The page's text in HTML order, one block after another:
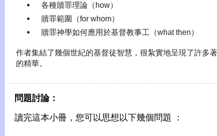
 各種贖罪理論（how）
 贖罪範圍（for whom）
 贖罪神學如何應用於基督教事工（what then）
作者集結了幾個世紀的基督徒智慧，很紮實地呈現了許多
的精華。
問題討論：
讀完這本小冊，您可以思想以下幾個問題 ：